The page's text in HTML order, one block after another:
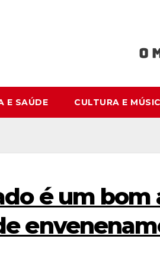
E SAÚDE CULTURA E
é um bom